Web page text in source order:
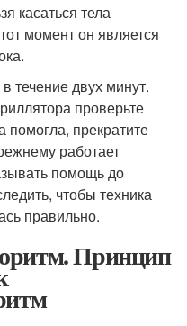
касаться тела
момент он является
течение двух минут.
проверьте
помогла, прекратите
работает
помощь до
чтобы техника
правильно.
Принцип